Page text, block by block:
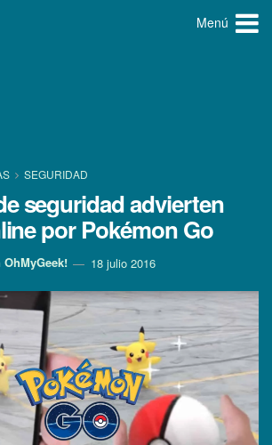
Menú
SEGURIDAD
seguridad advierten
por Pokémon Go
18 julio 2016